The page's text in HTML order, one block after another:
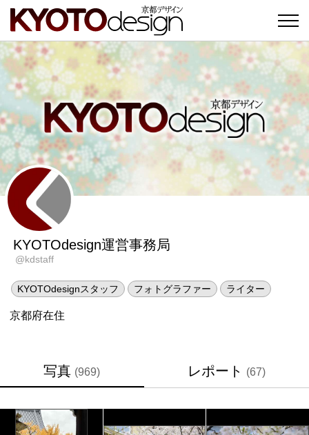
KYOTOdesign運営事務局
@kdstaff
KYOTOdesignスタッフ フォトグラファー ライター
京都府在住
写真 (969) レポート (67)